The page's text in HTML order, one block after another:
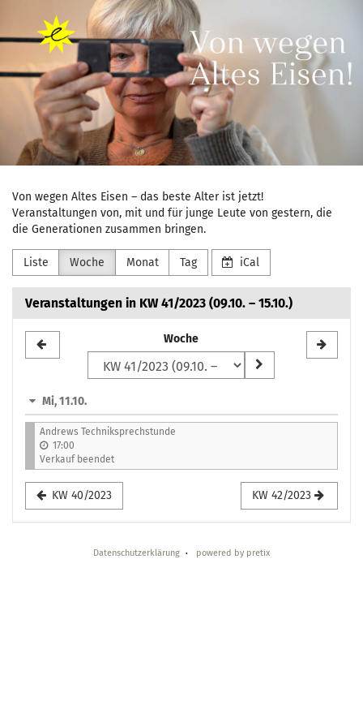
Haupt-
Inhalt
Marli
Bossert
Stiftung
e.V.
Von wegen Altes Eisen – das beste Alter ist jetzt!
Veranstaltungen von, mit und für junge Leute von gestern, die
die Generationen zusammen bringen.
Liste Woche Monat Tag iCal
Veranstaltungen in KW 41/2023 (09.10. – 15.10.)
zur
auswählen
Woche
Mi, 11.10.
Andrews Techniksprechstunde
17:00
Verkauf beendet
KW 40/2023 KW 42/2023
Datenschutzerklärung powered by pretix